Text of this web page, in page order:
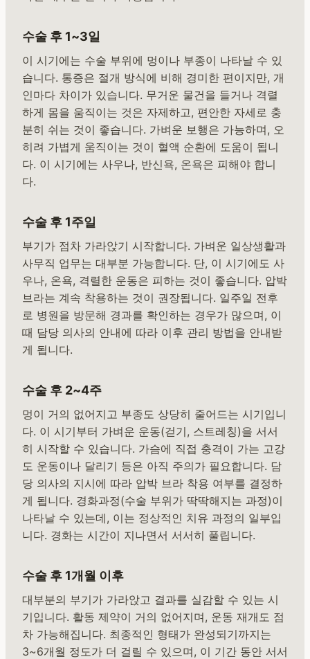
수술 후 1~3일
이 시기에는 수술 부위에 멍이나 부종이 나타날 수 있
습니다. 통증은 절개 방식에 비해 경미한 편이지만, 개
인마다 차이가 있습니다. 무거운 물건을 들거나 격렬
하게 몸을 움직이는 것은 자제하고, 편안한 자세로 충
분히 쉬는 것이 좋습니다. 가벼운 보행은 가능하며, 오
히려 가볍게 움직이는 것이 혈액 순환에 도움이 됩니
다. 이 시기에는 사우나, 반신욕, 온욕은 피해야 합니
다.
수술 후 1주일
부기가 점차 가라앉기 시작합니다. 가벼운 일상생활과
사무직 업무는 대부분 가능합니다. 단, 이 시기에도 사
우나, 온욕, 격렬한 운동은 피하는 것이 좋습니다. 압박
브라는 계속 착용하는 것이 권장됩니다. 일주일 전후
로 병원을 방문해 경과를 확인하는 경우가 많으며, 이
때 담당 의사의 안내에 따라 이후 관리 방법을 안내받
게 됩니다.
수술 후 2~4주
멍이 거의 없어지고 부종도 상당히 줄어드는 시기입니
다. 이 시기부터 가벼운 운동(걷기, 스트레칭)을 서서
히 시작할 수 있습니다. 가슴에 직접 충격이 가는 고강
도 운동이나 달리기 등은 아직 주의가 필요합니다. 담
당 의사의 지시에 따라 압박 브라 착용 여부를 결정하
게 됩니다. 경화과정(수술 부위가 딱딱해지는 과정)이
나타날 수 있는데, 이는 정상적인 치유 과정의 일부입
니다. 경화는 시간이 지나면서 서서히 풀립니다.
수술 후 1개월 이후
대부분의 부기가 가라앉고 결과를 실감할 수 있는 시
기입니다. 활동 제약이 거의 없어지며, 운동 재개도 점
차 가능해집니다. 최종적인 형태가 완성되기까지는
3~6개월 정도가 더 걸릴 수 있으며, 이 기간 동안 서서